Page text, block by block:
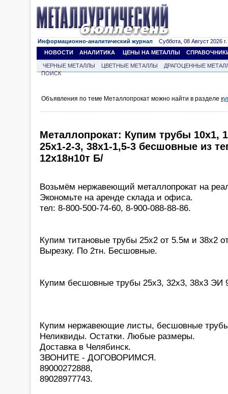
Информационно-аналитический журнал Суббота, 08 Август 2026 г.
НОВОСТИ
АНАЛИТИКА ЦЕНЫ НА МЕТАЛЛЫ
ЧЕРНЫЕ МЕТАЛЛЫ ЦВЕТНЫЕ МЕТАЛЛЫ
ДРАГОЦЕННЫЕ
ПОИСК
Объявления по теме Металлопрокат можно найти в разделе
Металлопрокат: Купим трубы 10х1,
25х1-2-3, 38х1-1,5-3 бесшовные из
12х18н10т Б/
Возьмём нержавеющий металлопрокат на
Экономьте на аренде склада и офиса.
тел: 8-800-500-74-60, 8-900-088-88-86.
Купим титановые трубы 25х2 от 5.5м и 38х2
Вырезку. По 2тн. Бесшовные.
Купим бесшовные трубы 25х3, 32х3, 38х3 ЭИ
Купим нержавеющие листы, бесшовные
Неликвиды. Остатки. Любые размеры.
Доставка в Челябинск.
ЗВОНИТЕ - ДОГОВОРИМСЯ.
89000272888,
89028977743.